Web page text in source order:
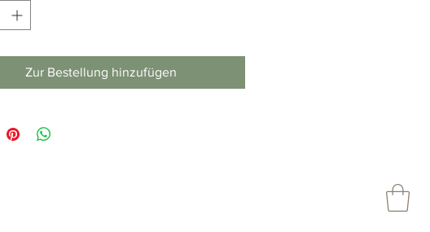
Zur Bestellung hinzufügen